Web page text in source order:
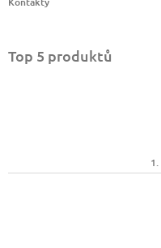
Top 5 produktů